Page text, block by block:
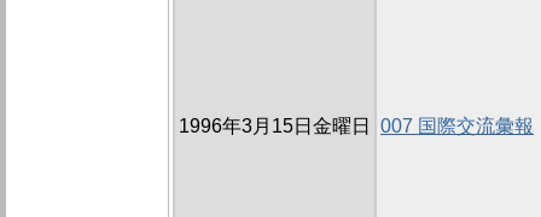
1996年3月15日金曜日 007 国際交流彙報